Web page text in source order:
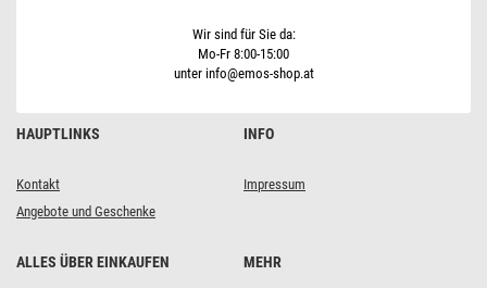
HAUPTLINKS
Kontakt
Angebote und Geschenke
INFO
Impressum
ALLES ÜBER EINKAUFEN MEHR
Wir sind für Sie da:
Mo-Fr 8:00-15:00
unter info@emos-shop.at